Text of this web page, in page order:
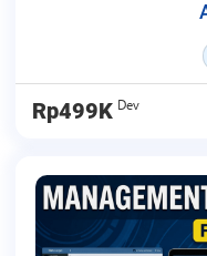
Rp499K Dev